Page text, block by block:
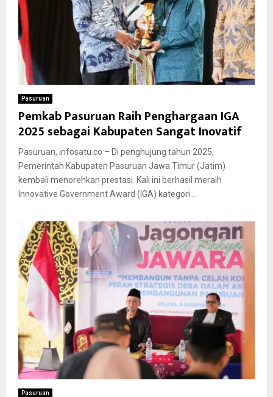
Pasuruan
Pemkab Pasuruan Raih Penghargaan IGA
2025 sebagai Kabupaten Sangat Inovatif
Pasuruan, infosatu.co – Di penghujung tahun 2025,
Pemerintah Kabupaten Pasuruan Jawa Timur (Jatim)
kembali menorehkan prestasi. Kali ini berhasil meraih
Innovative Government Award (IGA) kategori...
Pasuruan